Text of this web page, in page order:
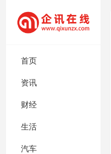
首页
资讯
财经
生活
汽车